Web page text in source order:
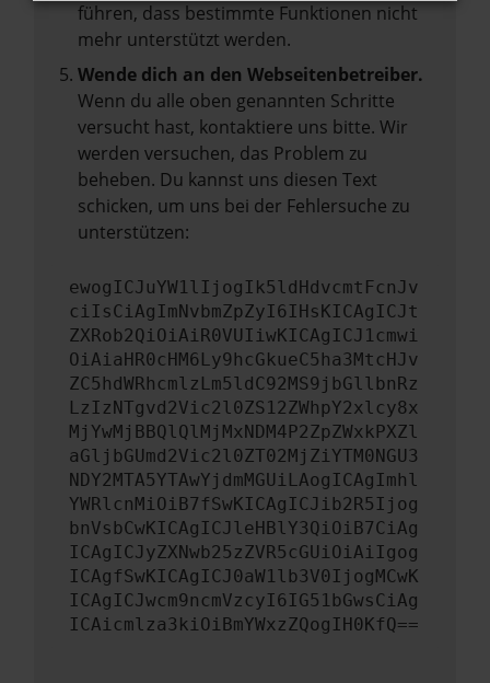
führen, dass bestimmte Funktionen nicht
mehr unterstützt werden.
Wende dich an den Webseitenbetreiber.
Wenn du alle oben genannten Schritte
versucht hast, kontaktiere uns bitte. Wir
werden versuchen, das Problem zu
beheben. Du kannst uns diesen Text
schicken, um uns bei der Fehlersuche zu
unterstützen:
ewogICJuYW1lIjogIk5ldHdvcmtFcnJv
ciIsCiAgImNvbmZpZyI6IHsKICAgICJt
ZXRob2QiOiAiR0VUIiwKICAgICJ1cmwi
OiAiaHR0cHM6Ly9hcGkueC5ha3MtcHJv
ZC5hdWRhcmlzLm5ldC92MS9jbGllbnRz
LzIzNTgvd2Vic2l0ZS12ZWhpY2xlcy8x
MjYwMjBBQlQlMjMxNDM4P2ZpZWxkPXZl
aGljbGUmd2Vic2l0ZT02MjZiYTM0NGU3
NDY2MTA5YTAwYjdmMGUiLAogICAgImhl
YWRlcnMiOiB7fSwKICAgICJib2R5Ijog
bnVsbCwKICAgICJleHBlY3QiOiB7CiAg
ICAgICJyZXNwb25zZVR5cGUiOiAiIgog
ICAgfSwKICAgICJ0aW1lb3V0IjogMCwK
ICAgICJwcm9ncmVzcyI6IG51bGwsCiAg
ICAicmlza3kiOiBmYWxzZQogIH0KfQ==